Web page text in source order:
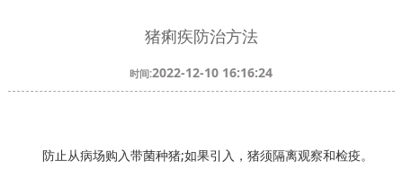
猪痢疾防治方法
时间:2022-12-10 16:16:24
防止从病场购入带菌种猪;如果引入，猪须隔离观察和检疫。